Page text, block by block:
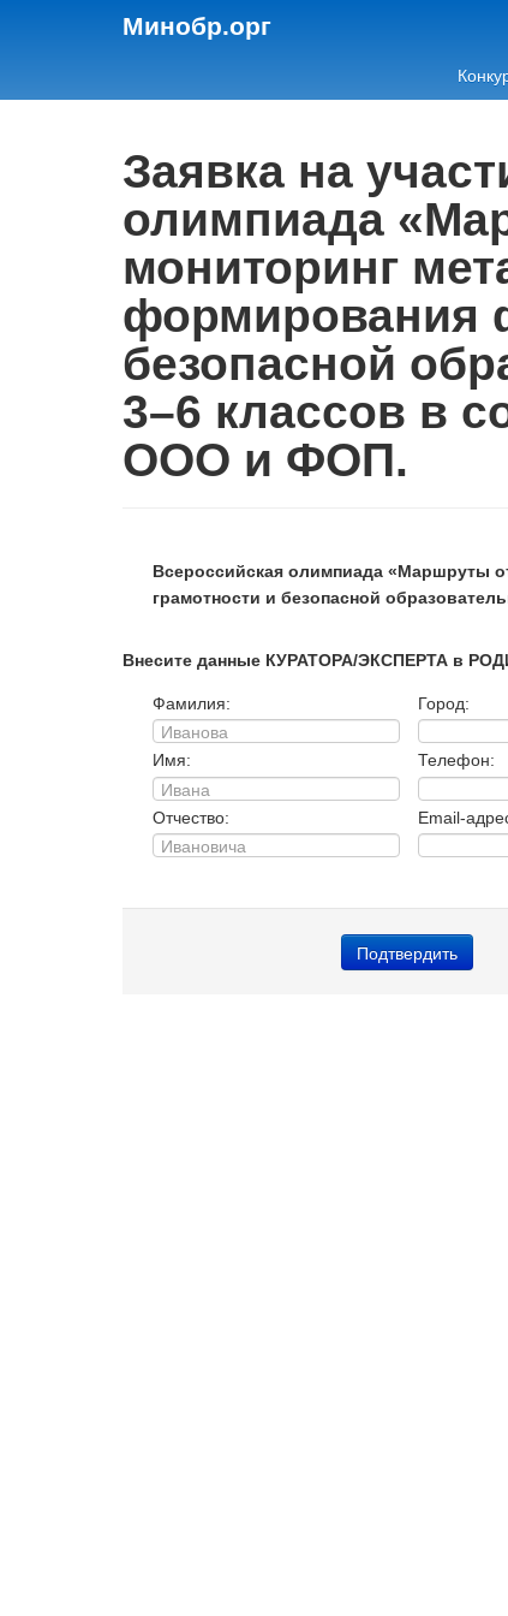
Минобр.орг
Заявка на
олимпиада
мониторинг
формирования
безопасной
3–6 классов в
ООО и ФОП.
Всероссийская олимпиада «Маршруты
грамотности и безопасной
Внесите данные КУРАТОРА/ЭКСПЕРТА в
Фамилия:
Имя:
Отчество:
Город:
Телефон:
Email-